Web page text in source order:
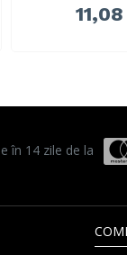
în 14 zile de la